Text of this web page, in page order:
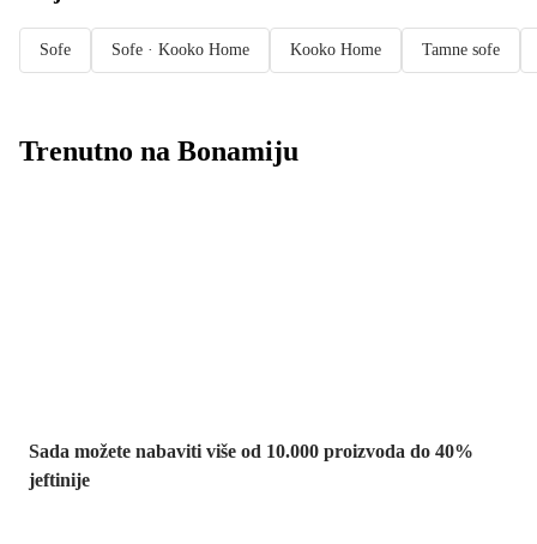
Sofe Sofe · Kooko Home Kooko Home Tamne sofe
Trenutno na Bonamiju
Sada možete nabaviti više od 10.000 proizvoda do 40%
jeftinije